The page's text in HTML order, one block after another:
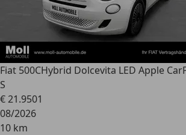
Fiat 500CHybrid Dolcevita LED Apple
S
€ 21.9501
08/2026
10 km